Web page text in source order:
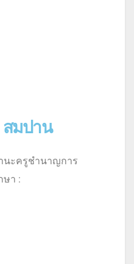
สมปาน
นะครูชำนาญการ
ษา :